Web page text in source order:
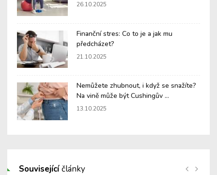
26.10.2025
Finanční stres: Co to je a jak mu
předcházet?
21.10.2025
Nemůžete zhubnout, i když se snažíte?
Na vině může být Cushingův ...
13.10.2025
Souvisejícíčlánky